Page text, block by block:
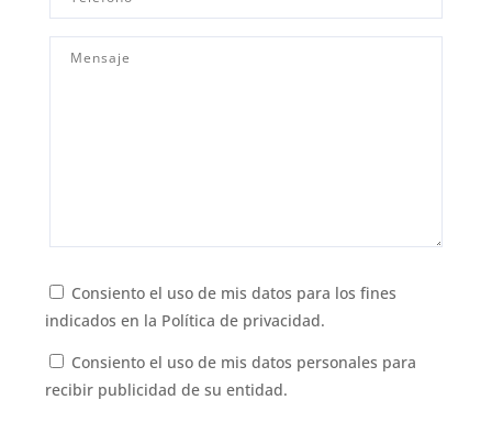
Consiento el uso de mis datos para los fines
indicados en la Política de privacidad.
Consiento el uso de mis datos personales para
recibir publicidad de su entidad.